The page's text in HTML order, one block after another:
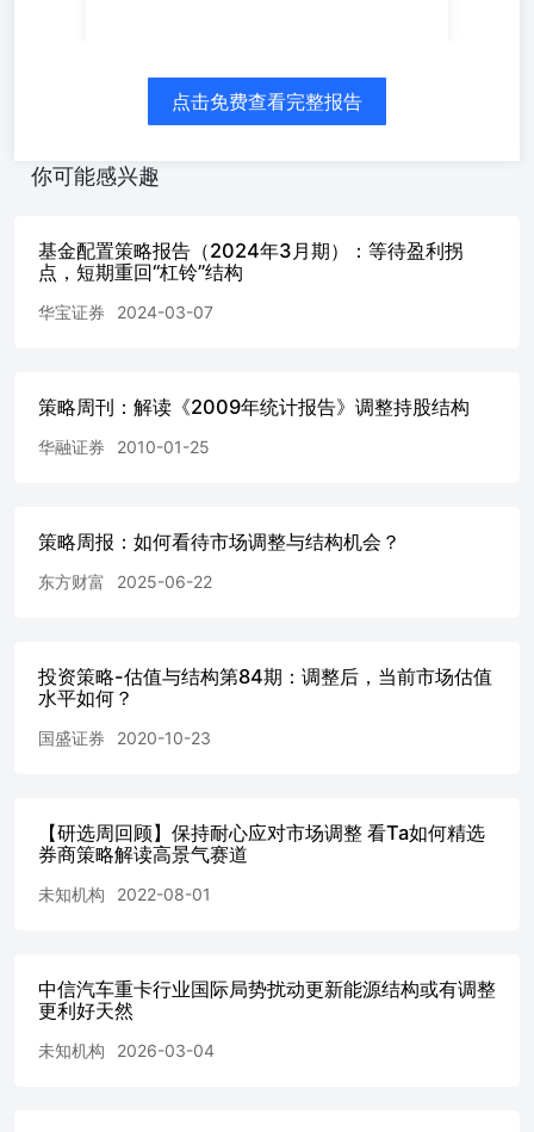
响已开始显现，美国4月通胀数据全面超预期，CME利率期
通胀及利率影响，但当市场边际降温时，流动性预期在投资
者决策中的权重会更高，负面叙事将阶段性占主导。 5）重
构。稳健型资金只是暂时缺位，并非真正缺席，能化链条是
今年最适合作为杠铃一端的选择，一旦美伊和谈达成、商品
价格波动趋稳，体验将明显好转。今年的AI+能化，或与
2023~2024年的AI+红利、2025年的AI+资源类似，有望在全
AI进展，看好国产算力、云平台。此外，建议继续增配低
估值品种，重点关注券商、保险。对于周期涨价品种，
信策略团队 裘翔/张铭楷/陈峰/朱立伟/高玉森/陈泽平/陆天
点击免费查看完整报告
你可能感兴趣
基金配置策略报告（2024年3月期）：等待盈利拐
点，短期重回“杠铃”结构
华宝证券 2024-03-07
策略周刊：解读《2009年统计报告》调整持股结构
华融证券 2010-01-25
策略周报：如何看待市场调整与结构机会？
东方财富 2025-06-22
投资策略-估值与结构第84期：调整后，当前市场估值
水平如何？
国盛证券 2020-10-23
【研选周回顾】保持耐心应对市场调整 看Ta如何精选
券商策略解读高景气赛道
未知机构 2022-08-01
中信汽车重卡行业国际局势扰动更新能源结构或有调整
更利好天然
未知机构 2026-03-04